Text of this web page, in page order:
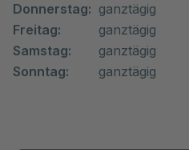
Donnerstag: ganztägig
Freitag:
ganztägig
Samstag:
ganztägig
Sonntag:
ganztägig